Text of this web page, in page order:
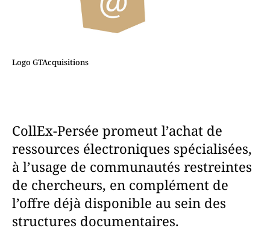
Logo GTAcquisitions
CollEx-Persée promeut l’achat de
ressources électroniques spécialisées,
à l’usage de communautés restreintes
de chercheurs, en complément de
l’offre déjà disponible au sein des
structures documentaires.